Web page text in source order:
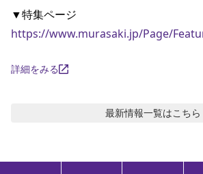
https://www.murasaki.jp/Page/
詳細をみる
最新情報一覧はこちら